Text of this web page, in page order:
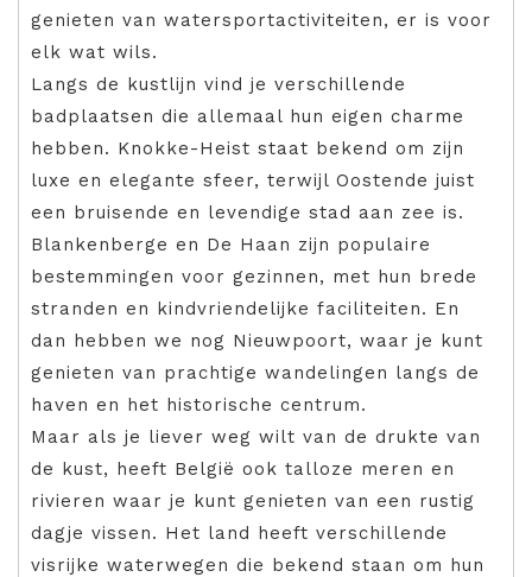
genieten van watersportactiviteiten, er is voor
elk wat wils.
Langs de kustlijn vind je verschillende
badplaatsen die allemaal hun eigen charme
hebben. Knokke-Heist staat bekend om zijn
luxe en elegante sfeer, terwijl Oostende juist
een bruisende en levendige stad aan zee is.
Blankenberge en De Haan zijn populaire
bestemmingen voor gezinnen, met hun brede
stranden en kindvriendelijke faciliteiten. En
dan hebben we nog Nieuwpoort, waar je kunt
genieten van prachtige wandelingen langs de
haven en het historische centrum.
Maar als je liever weg wilt van de drukte van
de kust, heeft België ook talloze meren en
rivieren waar je kunt genieten van een rustig
dagje vissen. Het land heeft verschillende
visrijke waterwegen die bekend staan om hun